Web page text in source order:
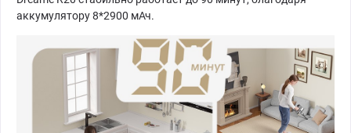
аккумулятору 8*2900 мАч.